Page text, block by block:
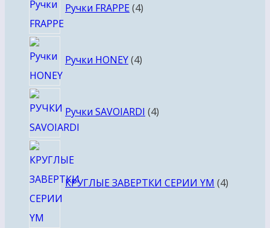
Ручки FRAPPE 4товара
Ручки HONEY 4товара
Ручки SAVOIARDI 4товара
КРУГЛЫЕ ЗАВЕРТКИ СЕРИИ YM 4